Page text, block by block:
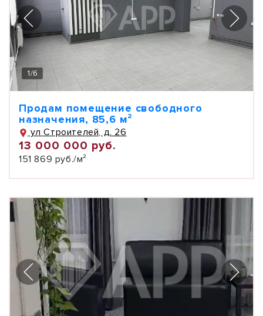
1/6
Продам помещение свободного
назначения, 85,6 м²
ул Строителей, д. 26
13 000 000 руб.
151 869 руб./м²